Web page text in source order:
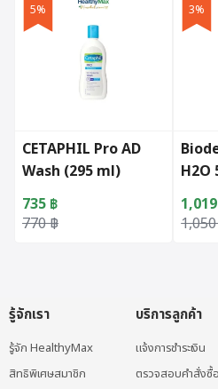
5%
CETAPHIL Pro AD
Wash (295 ml)
770฿
Original price was: 770 ฿.
735 ฿
Current price is: 735 ฿.
3%
H2O
1,019
รู้จักเรา
รู้จัก HealthyMax
สิทธิพิเศษสมาชิก
บริการลูกค้า
แจ้งการชำระเงิน
ตรวจสอบคำสั่งซื้อ